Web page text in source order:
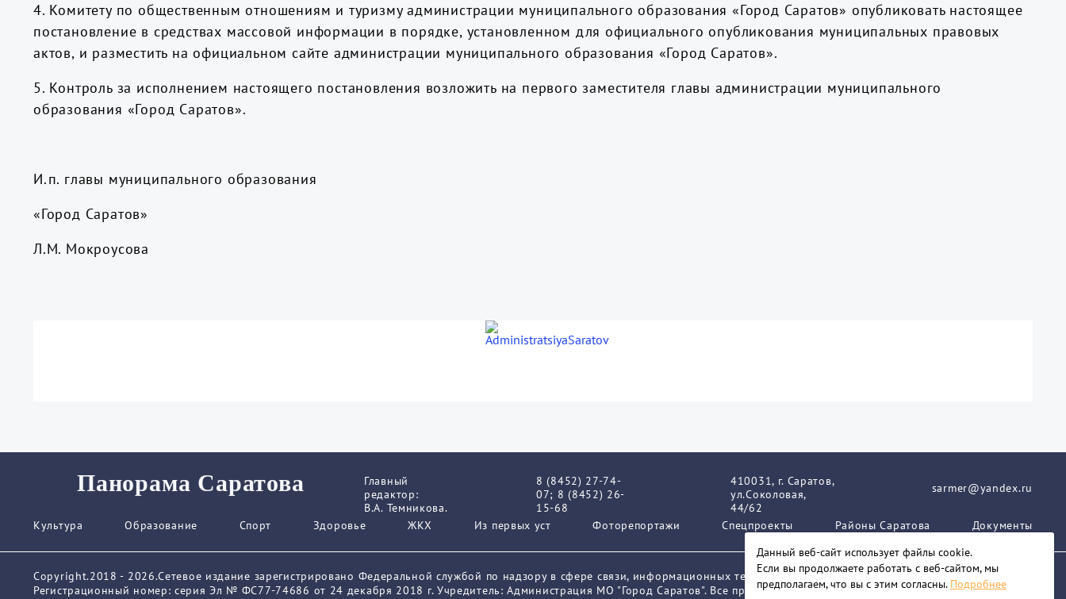
4. Комитету по общественным отношениям и туризму администрации муниципального образования «Город Саратов» опубликовать настоящее
постановление в средствах массовой информации в порядке, установленном для официального опубликования муниципальных правовых
актов, и разместить на официальном сайте администрации муниципального образования «Город Саратов».
5. Контроль за исполнением настоящего постановления возложить на первого заместителя главы администрации муниципального
образования «Город Саратов».
И.п. главы муниципального образования
«Город Саратов»
Л.М. Мокроусова
Панорама Саратова
Главный
редактор:
В.А. Темникова.
8 (8452) 27-74-
07; 8 (8452) 26-
15-68
410031, г. Саратов,
ул.Соколовая,
44/62
sarmer@yandex.ru
Культура Образование Спорт Здоровье ЖКХ Из пеpвых уст Фоторепортажи Спецпроекты Районы Саратова Документы
Copyright.2018 - 2026.Сетевое издание зарегистрировано Федеральной службой по надзору в сфере связи, информационных технологий и массовых коммуникаций.
Регистрационный номер: серия Эл № ФС77-74686 от 24 декабря 2018 г. Учредитель: Администрация МО "Город Саратов". Все права защищены. При любом
Данный веб-сайт использует файлы сookie.
Если вы продолжаете работать с веб-сайтом, мы
предполагаем, что вы с этим согласны. Подробнее